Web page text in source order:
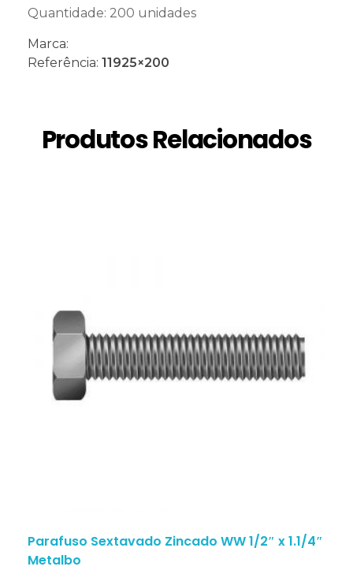
Quantidade: 200 unidades
Marca:
Referência: 11925×200
Produtos Relacionados
Parafuso Sextavado Zincado WW 1/2″ x 1.1/4″
Metalbo